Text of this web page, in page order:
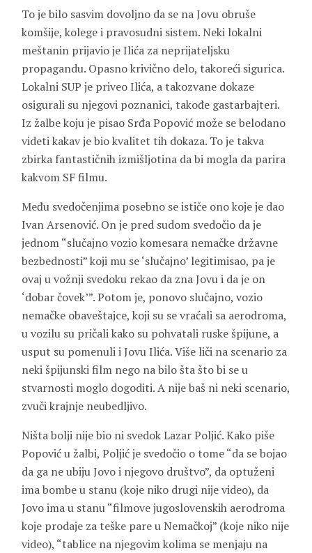
To je bilo sasvim dovoljno da se na Jovu obruše
komšije, kolege i pravosudni sistem. Neki lokalni
meštanin prijavio je Ilića za neprijateljsku
propagandu. Opasno krivično delo, takoreći sigurica.
Lokalni SUP je priveo Ilića, a takozvane dokaze
osigurali su njegovi poznanici, takođe gastarbajteri.
Iz žalbe koju je pisao Srđa Popović može se belodano
videti kakav je bio kvalitet tih dokaza. To je takva
zbirka fantastičnih izmišljotina da bi mogla da parira
kakvom SF filmu.
Među svedočenjima posebno se ističe ono koje je dao
Ivan Arsenović. On je pred sudom svedočio da je
jednom “slučajno vozio komesara nemačke državne
bezbednosti” koji mu se ‘slučajno’ legitimisao, pa je
ovaj u vožnji svedoku rekao da zna Jovu i da je on
‘dobar čovek’”. Potom je, ponovo slučajno, vozio
nemačke obaveštajce, koji su se vraćali sa aerodroma,
u vozilu su pričali kako su pohvatali ruske špijune, a
usput su pomenuli i Jovu Ilića. Više liči na scenario za
neki špijunski film nego na bilo šta što bi se u
stvarnosti moglo dogoditi. A nije baš ni neki scenario,
zvuči krajnje neubedljivo.
Ništa bolji nije bio ni svedok Lazar Poljić. Kako piše
Popović u žalbi, Poljić je svedočio o tome “da se bojao
da ga ne ubiju Jovo i njegovo društvo”, da optuženi
ima bombe u stanu (koje niko drugi nije video), da
Jovo ima u stanu “filmove jugoslovenskih aerodroma
koje prodaje za teške pare u Nemačkoj” (koje niko nije
video), “tablice na njegovim kolima se menjaju na